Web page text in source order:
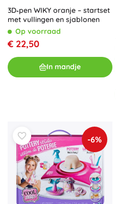
3D‑pen WIKY oranje – startset
met vullingen en sjablonen
Op voorraad
€ 22,50
In mandje
-6%